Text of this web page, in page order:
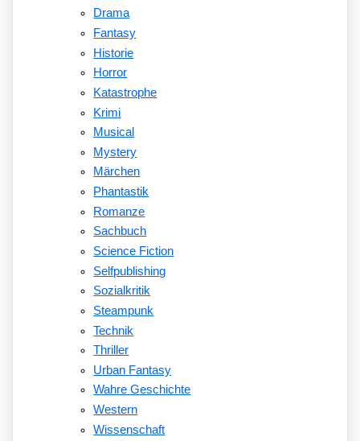
Drama
Fantasy
Historie
Horror
Katastrophe
Krimi
Musical
Mystery
Märchen
Phantastik
Romanze
Sachbuch
Science Fiction
Selfpublishing
Sozialkritik
Steampunk
Technik
Thriller
Urban Fantasy
Wahre Geschichte
Western
Wissenschaft